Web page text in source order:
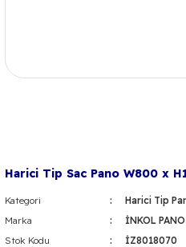
Harici Tip Sac Pano W800 x
Kategori
Harici Tip
Marka
İNKOL PANO
Stok Kodu
İZ8018070